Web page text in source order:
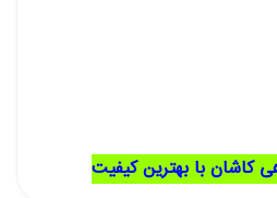
کاشان با بهترین کیفیت